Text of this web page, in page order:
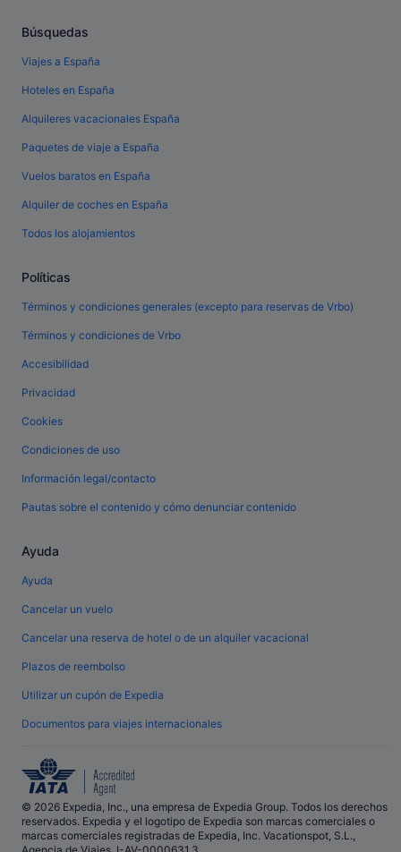
Búsquedas
Viajes a España
Hoteles en España
Alquileres vacacionales España
Paquetes de viaje a España
Vuelos baratos en España
Alquiler de coches en España
Todos los alojamientos
Políticas
Términos y condiciones generales (excepto para reservas de Vrbo)
Términos y condiciones de Vrbo
Accesibilidad
Privacidad
Cookies
Condiciones de uso
Información legal/contacto
Pautas sobre el contenido y cómo denunciar contenido
Ayuda
Ayuda
Cancelar un vuelo
Cancelar una reserva de hotel o de un alquiler vacacional
Plazos de reembolso
Utilizar un cupón de Expedia
Documentos para viajes internacionales
© 2026 Expedia, Inc., una empresa de Expedia Group. Todos los derechos
reservados. Expedia y el logotipo de Expedia son marcas comerciales o
marcas comerciales registradas de Expedia, Inc. Vacationspot, S.L.,